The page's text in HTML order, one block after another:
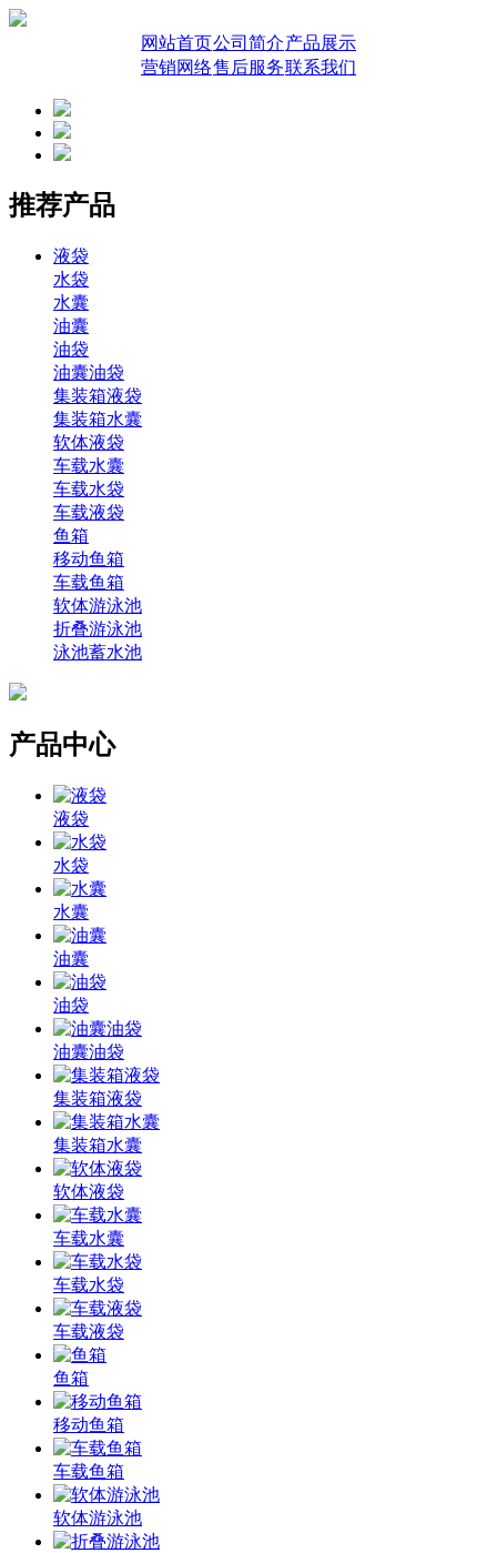
网站首页公司简介产品展示
营销网络售后服务联系我们
推荐产品
液袋
水袋
水囊
油囊
油袋
油囊油袋
集装箱液袋
集装箱水囊
软体液袋
车载水囊
车载水袋
车载液袋
鱼箱
移动鱼箱
车载鱼箱
软体游泳池
折叠游泳池
泳池蓄水池
产品中心
液袋
水袋
水囊
油囊
油袋
油囊油袋
集装箱液袋
集装箱水囊
软体液袋
车载水囊
车载水袋
车载液袋
鱼箱
移动鱼箱
车载鱼箱
软体游泳池